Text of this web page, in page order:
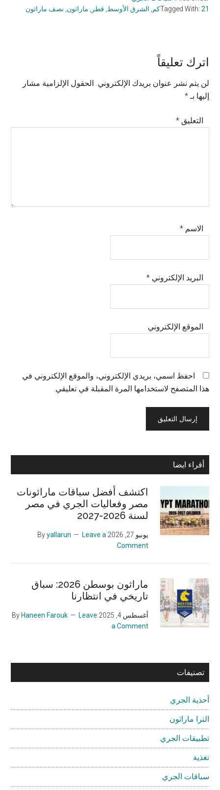
Tagged With: 21كم الشرق الأوسط قطر ماراثون نصف ماراثون
Reader
Interactions
اترك تعليقاً
لن يتم نشر عنوان بريدك الإلكتروني. الحقول الإلزامية مشار
إليها بـ*
التعليق*
الاسم*
البريد الإلكتروني*
الموقع الإلكتروني
احفظ اسمي، بريدي الإلكتروني، والموقع الإلكتروني في
هذا المتصفح لاستخدامها المرة المقبلة في تعليقي.
Primary
أقراء ايضا
اكتشف أفضل سباقات ماراثونات
مصر وفعاليات الجري في مصر
لسنة 2026-2027
يونيو 27, 2026 yallarun
Leave a
Comment
ماراثون بوسطن 2026: سباق
تاريخي في انتظارنا
أغسطس 4, 2025 Haneen Farouk
Leave
a Comment
تصنيفات
أحذية الجري
الترا ماراثون
تطبيقات الجري
تغذية
سباقات الجري